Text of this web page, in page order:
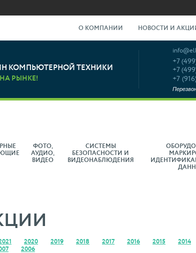
О КОМПАНИИ НОВОСТИ И
КОМПЬЮТЕРНОЙ ТЕХНИКИ
РЫНКЕ!
+7
+7
+7
ФОТО,
АУДИО,
ВИДЕО
СИСТЕМЫ
БЕЗОПАСНОСТИ И
ВИДЕОНАБЛЮДЕНИЯ
2020 2019 2018 2017 2016 2015 2014
2006